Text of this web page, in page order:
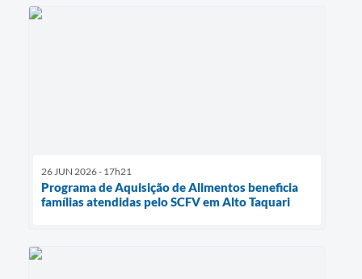
26 JUN 2026 - 17h21
Programa de Aquisição de Alimentos beneficia
famílias atendidas pelo SCFV em Alto Taquari